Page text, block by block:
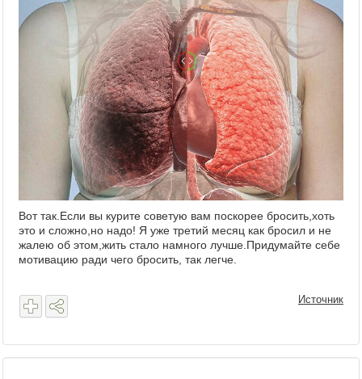
Вот так.Если вы курите советую вам поскорее бросить,хоть
это и сложно,но надо! Я уже третий месяц как бросил и не
жалею об этом,жить стало намного лучше.Придумайте себе
мотивацию ради чего бросить, так легче.
Источник